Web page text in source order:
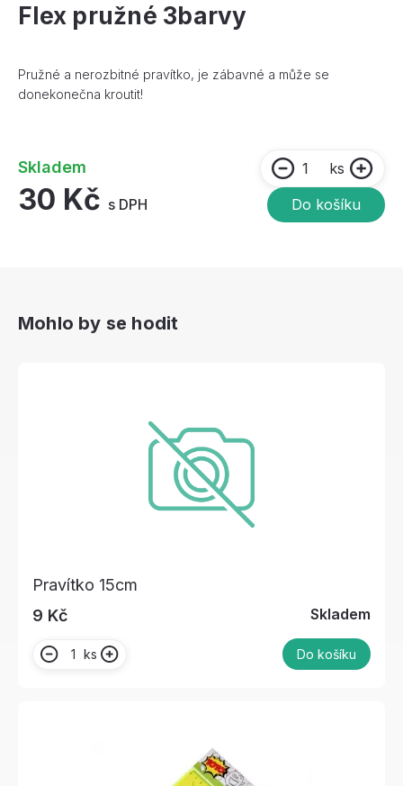
Flex pružné 3barvy
Pružné a nerozbitné pravítko, je zábavné a může se
donekonečna kroutit!
Skladem
30 Kč s DPH
ks
Do košíku
Mohlo by se hodit
Pravítko 15cm
9 Kč
Skladem
ks Do košíku